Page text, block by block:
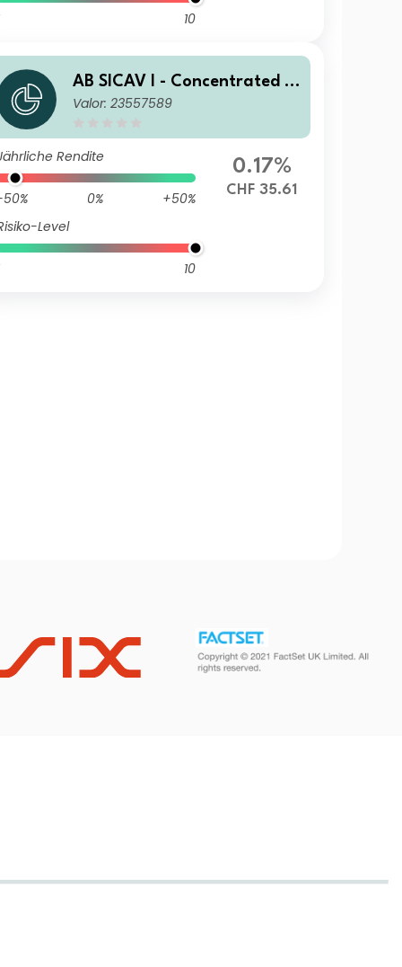
10
AB SICAV I - Concentrated U
S Equity Portfolio I CHF H Ac
Valor: 23557589
Rendite
0%
+50%
Level
10
0.17%
CHF 35.61